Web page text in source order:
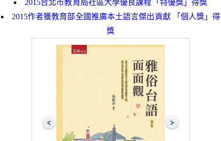
2015台北市教育局社區大學優良課程「特優獎」得獎
2015作者獲教育部全國推廣本土語言傑出貢獻 「個人獎」得
獎